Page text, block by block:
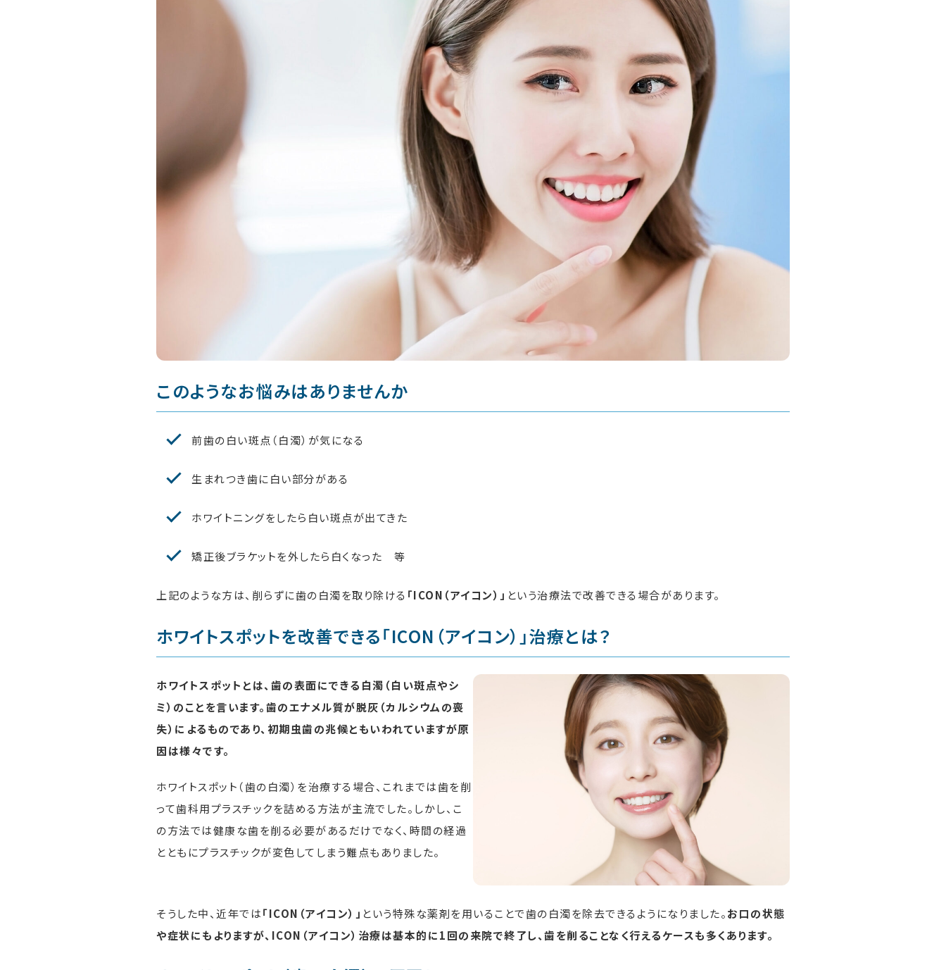
このようなお悩みはありませんか
前歯の白い斑点（白濁）が気になる
生まれつき歯に白い部分がある
ホワイトニングをしたら 白い斑点が出てきた
矯正後ブラケットを外したら 白くなった 等
上記のような方は、削らずに歯の白濁を取り除ける 「ICON（アイコン）」 という治療法で改善できる場合があります。
ホワイトスポットを改善できる「ICON（アイコン）」治療とは？
ホワイトスポットとは、歯の表面にできる白濁（白い斑点やシ
ミ）のことを言います。歯のエナメル質が脱灰（カルシウムの喪
失）によるものであり、初期虫歯の兆候ともいわれていますが原
因は様々です。
ホワイトスポット（歯の白濁）を治療する場合、これまでは歯を削
って歯科用プラスチックを詰める方法が主流でした。しかし、こ
の方法では健康な歯を削る必要があるだけでなく、時間の経過
とともにプラスチックが変色してしまう難点もありました。
そうした中、近年では「ICON（アイコン）」 という特殊な薬剤を用いることで歯の白濁を除去できるようになりました。お口の状態
や症状にもよりますが、ICON（アイコン）治療は基本的に1回の来院で終了し、歯を削ることなく行えるケースも多くあります。